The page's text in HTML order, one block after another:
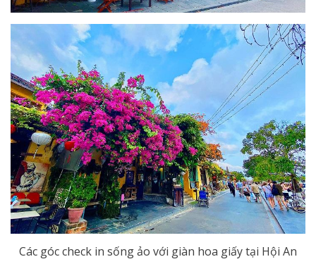
Các góc check in sống ảo với giàn hoa giấy tại Hội An